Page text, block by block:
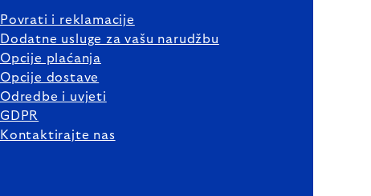
Povrati i reklamacije
Dodatne usluge za vašu narudžbu
Opcije plaćanja
Opcije dostave
Odredbe i uvjeti
GDPR
Kontaktirajte nas